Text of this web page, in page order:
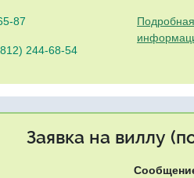
87
244-68-54
Заявка на виллу